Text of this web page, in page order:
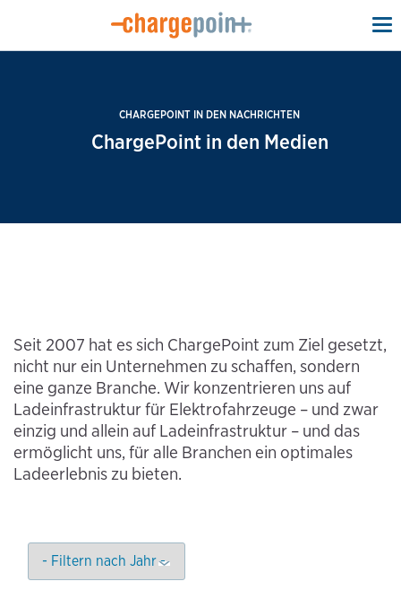
CHARGEPOINT IN DEN NACHRICHTEN
ChargePoint in den Medien
Seit 2007 hat es sich ChargePoint zum Ziel gesetzt,
nicht nur ein Unternehmen zu schaffen, sondern
eine ganze Branche. Wir konzentrieren uns auf
Ladeinfrastruktur für Elektrofahrzeuge – und zwar
einzig und allein auf Ladeinfrastruktur – und das
ermöglicht uns, für alle Branchen ein optimales
Ladeerlebnis zu bieten.